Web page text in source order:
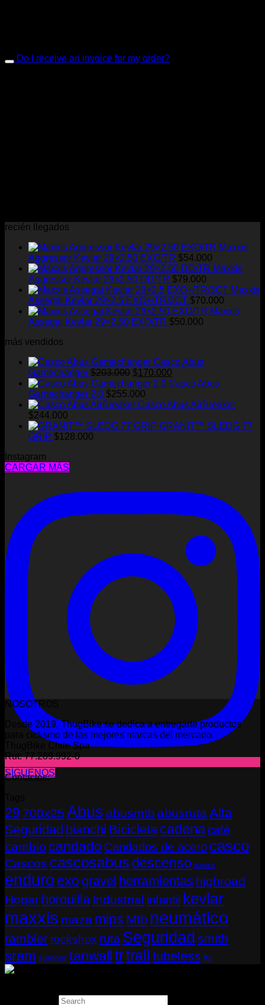
Do I receive an invoice for my order?
recién llegados
Maxxis
Aggressor Kevlar 29×2.50 EXO/TR $54.000
Maxxis
Aggressor Kevlar 29×2.50 DD/TR $79.000
Maxxis
Assegai Kevlar 29×2.5 EXO+/TR/3CT $70.000
Maxxis
Assegai Kevlar 29×2.50 EXO/TR $50.000
más vendidos
Casco Abus
Gamechanger $203.000 El
precio
original
era:
$170.000
precio
es:
Casco Abus
Gamechanger 2.0 $255.000
Casco Abus AirBreaker
$244.000
GRANIT™ SLEDG 77
GRIP $128.000
Instagram
CARGAR MÁS
SÍGUENOS
NOSOTROS
Desde 2019, ThugBike se dedica a entregarte productos
para ciclismo de las mejores marcas del mercado.
ThugBike Chile Spa
Rut: 77.289.992-0
Contactos:
29 700x25 Abus abusmtb abusrutaAlta
Seguridad bianchi Bicicleta cadenacafé
cambio candado Candados de acero casco
Cascos cascosabus descenso durolux
enduro exo gravel herramientas highroad
Hogar horquilla Industrial infantil kevlar
maxxis maza mips Mtb neumático
rambler rockshox ruta Seguridad smith
sram suntour tanwalltrtrail tubeless Xc